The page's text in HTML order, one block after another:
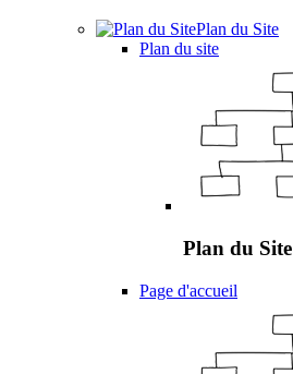
Plan du Site
Plan du site
Plan du Site
Page d'accueil